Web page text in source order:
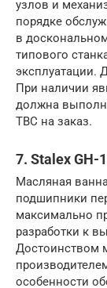
узлов и
порядке
в
типового
эксплуатации.
При наличии
должна
ТВС на заказ.
7. Stalex GH-
Масляная
подшипники
максимально
разработки к
Достоинством
особенности